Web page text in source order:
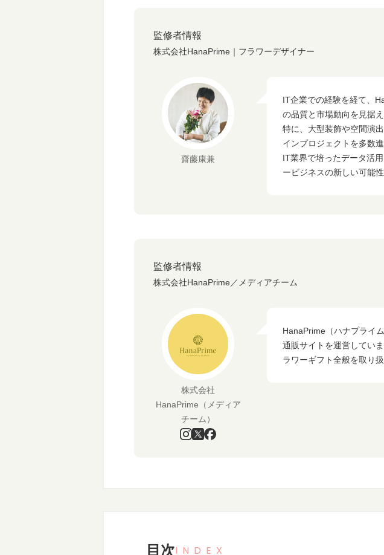
監修者情報
株式会社HanaPrime｜フラワーデザイナー
齋藤康兼
IT企業での経験を経て、
の品質と市場動向を見据
特に、大型装飾や空間演
インプロジェクトを多数進
IT業界で培ったデータ活
ービジネスの新しい可能
監修者情報
株式会社HanaPrime／メディアチーム
株式会社
HanaPrime（メディア
チーム）
HanaPrime（ハナプライ
通販サイトを運営してい
ラワーギフト全般を取り扱
目次INDEX